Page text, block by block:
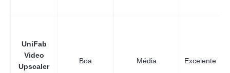
UniFab
Video
Upscaler
Boa Média Excelente